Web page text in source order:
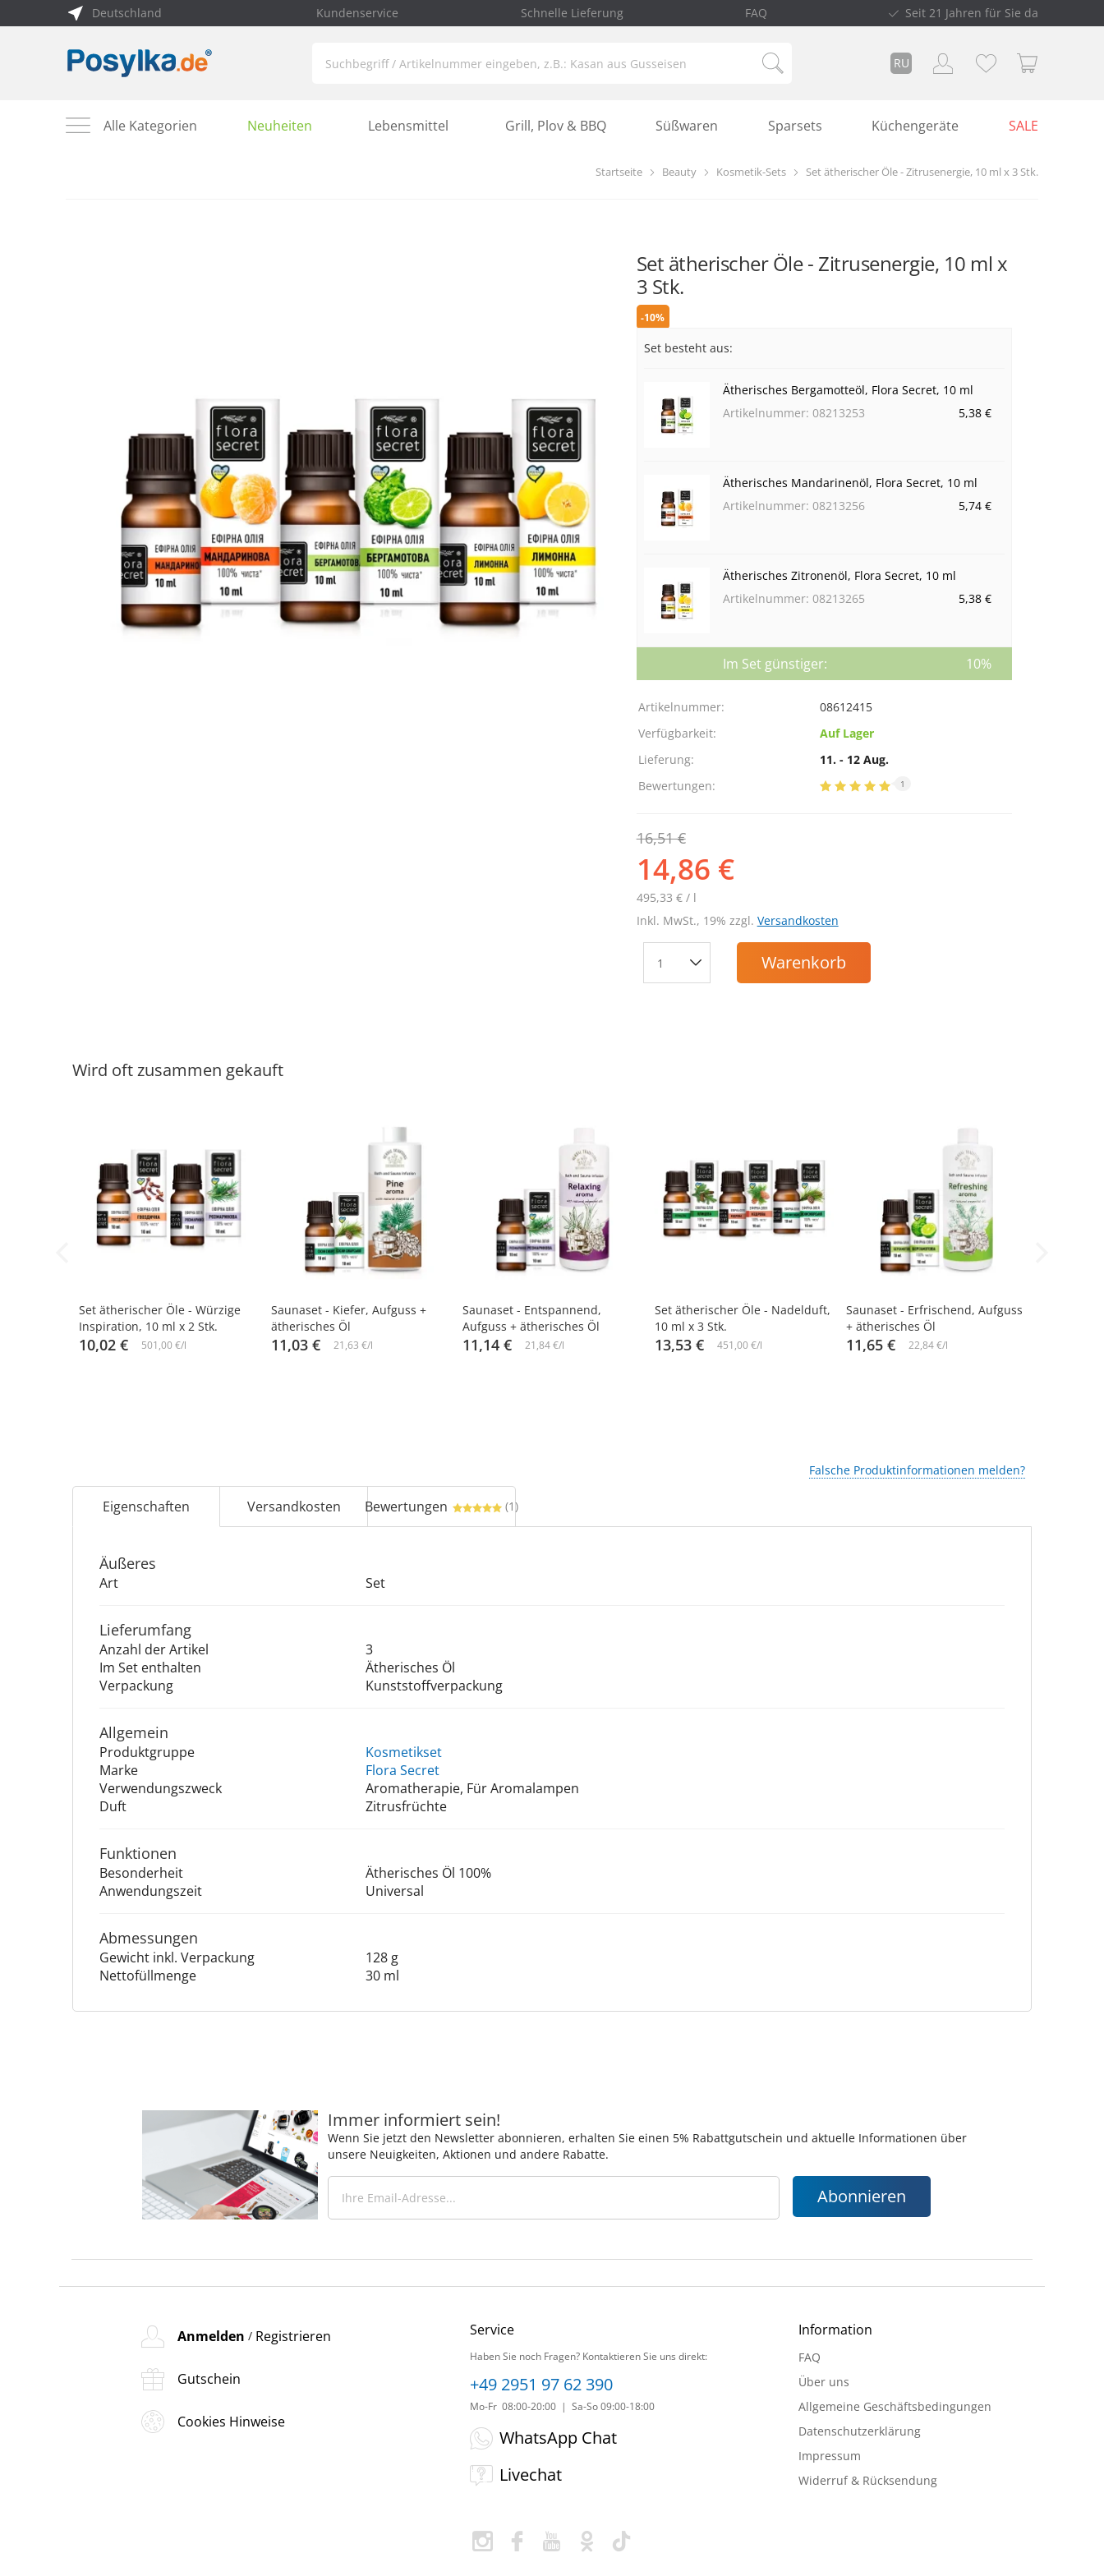
Deutschland Kundenservice Schnelle Lieferung FAQ Seit 21 Jahren für Sie da
RU
Alle Kategorien Neuheiten Lebensmittel Grill, Plov & BBQ Süßwaren Sparsets Küchengeräte SALE
Startseite Beauty Kosmetik-Sets Set ätherischer Öle - Zitrusenergie, 10 ml x 3 Stk.
Set ätherischer Öle - Zitrusenergie, 10 ml x
3 Stk.
-10%
Set besteht aus:
Ätherisches Bergamotteöl, Flora Secret, 10 ml
Artikelnummer: 08213253
5,38 €
Ätherisches Mandarinenöl, Flora Secret, 10 ml
Artikelnummer: 08213256
5,74 €
Ätherisches Zitronenöl, Flora Secret, 10 ml
Artikelnummer: 08213265
5,38 €
Im Set günstiger: 10%
Artikelnummer:
08612415
Verfügbarkeit:
Auf Lager
Lieferung:
11. - 12 Aug.
Bewertungen:
1
16,51 €
14,86 €
495,33 € / l
Inkl. MwSt., 19% zzgl. Versandkosten
Warenkorb
Wird oft zusammen gekauft
-10%
Set ätherischer Öle - Würzige
Inspiration, 10 ml x 2 Stk.
10,02 € 501,00 €/l
-10%
Saunaset - Kiefer, Aufguss +
ätherisches Öl
11,03 € 21,63 €/l
-10%
Saunaset - Entspannend,
Aufguss + ätherisches Öl
11,14 € 21,84 €/l
-10%
Set ätherischer Öle - Nadelduft,
10 ml x 3 Stk.
13,53 € 451,00 €/l
-10%
Saunaset - Erfrischend, Aufguss
+ ätherisches Öl
11,65 € 22,84 €/l
Falsche Produktinformationen melden?
Eigenschaften Versandkosten Bewertungen (1)
Äu­ße­res
Art Set
Lieferumfang
Anzahl der Artikel
3
Im Set enthalten
Ätherisches Öl
Verpackung
Kunststoffverpackung
Allgemein
Produktgruppe
Kosmetikset
Marke
Flora Secret
Verwendungszweck
Aromatherapie, Für Aromalampen
Duft
Zitrusfrüchte
Funktionen
Besonderheit
Ätherisches Öl 100%
Anwendungszeit
Universal
Abmessungen
Gewicht inkl. Verpackung
128 g
Nettofüllmenge
30 ml
Immer informiert sein!
Wenn Sie jetzt den Newsletter abonnieren, erhalten Sie einen 5% Rabattgutschein und aktuelle Informationen über
unsere Neuigkeiten, Aktionen und andere Rabatte.
Abonnieren
Anmelden / Registrieren
Gutschein
Cookies Hinweise
Service
Haben Sie noch Fragen? Kontaktieren Sie uns direkt:
+49 2951 97 62 390
Mo-Fr 08:00-20:00 | Sa-So 09:00-18:00
WhatsApp Chat
Livechat
Information
FAQ
Über uns
Allgemeine Geschäftsbedingungen
Datenschutzerklärung
Impressum
Widerruf & Rücksendung